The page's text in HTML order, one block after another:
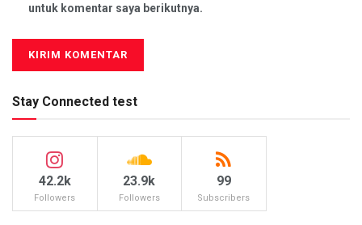
untuk komentar saya berikutnya.
Stay Connected test
42.2k
Followers
23.9k
Followers
99
Subscribers